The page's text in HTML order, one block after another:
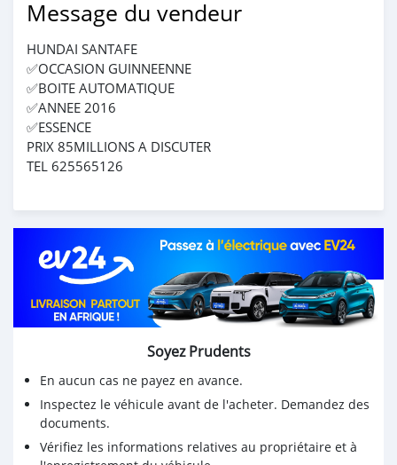
Message du vendeur
HUNDAI SANTAFE
✅OCCASION GUINNEENNE
✅BOITE AUTOMATIQUE
✅ANNEE 2016
✅ESSENCE
PRIX 85MILLIONS A DISCUTER
TEL 625565126
Soyez Prudents
En aucun cas ne payez en avance.
Inspectez le véhicule avant de l'acheter. Demandez des
documents.
Vérifiez les informations relatives au propriétaire et à